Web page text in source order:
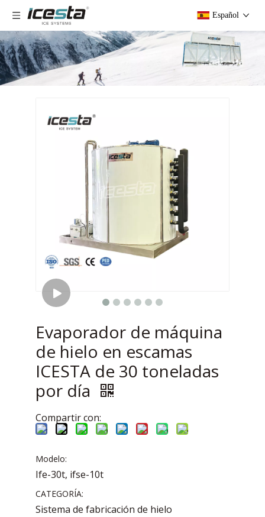
Español
Evaporador de máquina
de hielo en escamas
ICESTA de 30 toneladas
por día
Compartir con:
Modelo:
Ife-30t, ifse-10t
CATEGORÍA:
Sistema de fabricación de hielo